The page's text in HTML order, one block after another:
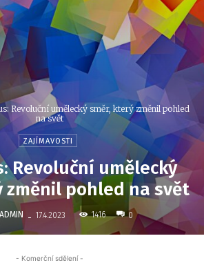
Revoluční umělecký směr, který změnil pohled
na svět
ZAJÍMAVOSTI
Revoluční umělecký
změnil pohled na svět
ADMIN - 17.4.2023 1416 0
- Komerční sdělení -